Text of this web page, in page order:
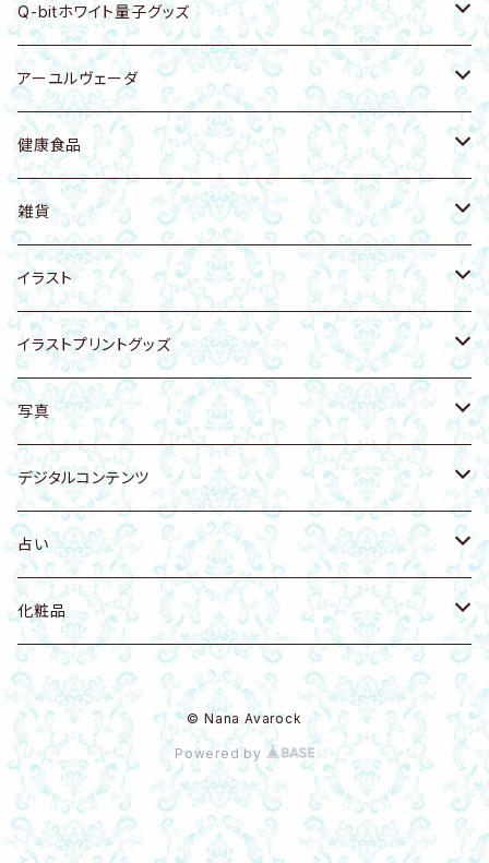
ピアス・イヤリング・イヤーカフ
ネックレス
ヘアゴム
雑貨
アンクレット
遠野の霊石入り陶器
天然石付きイラスト・写真
リング
置物
Ｔシャツ・衣類
化粧品
ピアス・イヤリング
ネックレス
リング
置物
アンクレット
龍体文字
雑貨
アート
パロサント
お香
天然木
ピアス・イヤリング・イヤーカフ
キーホルダー・バッグチャーム
ブレスレット
ネックレス
リング
ヘアゴム
食器・浄化皿
カッサ・ツボ押し
アクセサリー
植木鉢
Q-bitホワイト量子グッズ
健康グッズ
アーユルヴェーダ
カンサマッサージツール
フェイシャル講座
健康食品
健康ケア商品
健康食品
天然塩
無添加生コラーゲン
アーユルヴェーダ
雑貨
猫グッズ
犬グッズ
スカルグッズ
イラストカード
壁かけアート
龍グッズ
アマビエグッズ
モビール
アクセサリーホルダー
イラスト
動物・生き物
猫
猫科
犬
鳥
人物
開運・天使・神聖幾何学
花・自然
虹 レインボー
花 フラワー
海・海の生き物
神獣・幻獣・伝説の生き物
龍・ドラゴン
ユニコーン・ペガサス
イラストプリントグッズ
Tシャツ
バッグ
ファブリックボード
タオル
アクリルグッズ
写真
空・月・太陽・虹
自然・山・植物・花
寺社仏閣
デジタルコンテンツ
Music
健康法
写真
占い
八百万の神開運歴 守護神鑑定書
八百万の神開運歴 密霊鑑定書
化粧品
DIAMO（ダイヤモンドパウダー入）
Q-bitホワイト量子
© Nana Avarock
Powered by